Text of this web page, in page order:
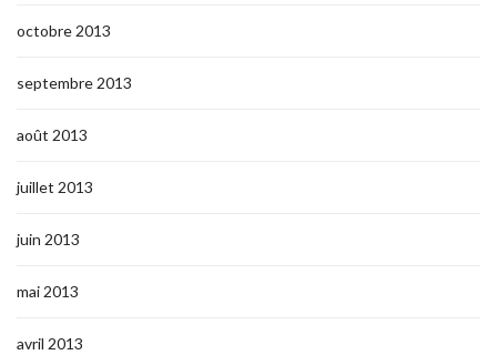
octobre 2013
septembre 2013
août 2013
juillet 2013
juin 2013
mai 2013
avril 2013